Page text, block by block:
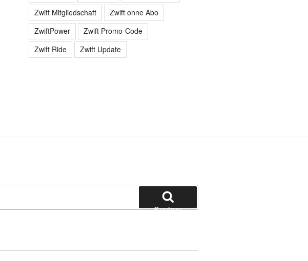
Zwift Mitgliedschaft
Zwift ohne Abo
ZwiftPower
Zwift Promo-Code
Zwift Ride
Zwift Update
Suchen